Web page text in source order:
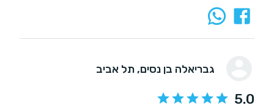
גבריאלה בן נסים, תל אביב
5.0